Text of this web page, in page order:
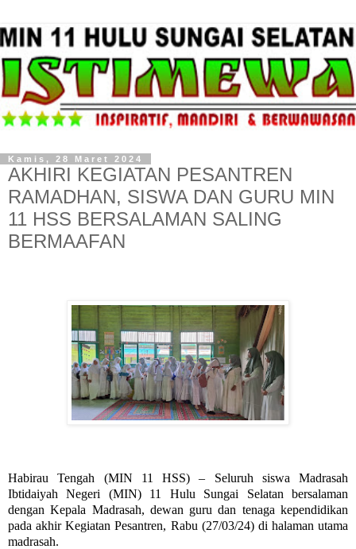
Kamis, 28 Maret 2024
AKHIRI KEGIATAN PESANTREN
RAMADHAN, SISWA DAN GURU MIN
11 HSS BERSALAMAN SALING
BERMAAFAN
Habirau Tengah (MIN 11 HSS) – Seluruh siswa Madrasah
Ibtidaiyah Negeri (MIN) 11 Hulu Sungai Selatan bersalaman
dengan Kepala Madrasah, dewan guru dan tenaga kependidikan
pada akhir Kegiatan Pesantren, Rabu (27/03/24) di halaman utama
madrasah.